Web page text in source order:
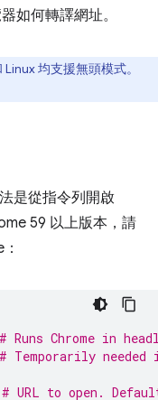
如何轉譯網址。
均支援無頭模式。
是從指令列開啟
59 以上版本，請
# Runs Chrome in
# Temporarily needed
# URL to open.